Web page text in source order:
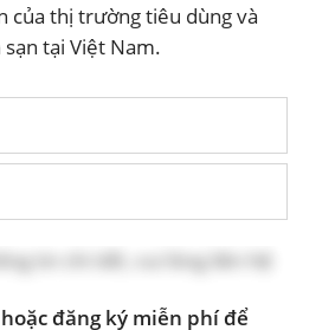
của thị trường tiêu dùng và
tại Việt Nam.
tin chi tiết, vui lòng liên hệ
đăng ký miễn phí để